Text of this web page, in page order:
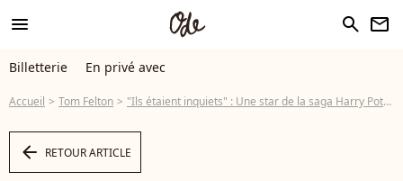
menu search newsletter
Billetterie En privé avec
Accueil Tom Felton "Ils étaient inquiets" : Une star de la saga Harry Potter accro à l'alcool et virée d'un centre de désintoxication
arrow_left RETOUR ARTICLE